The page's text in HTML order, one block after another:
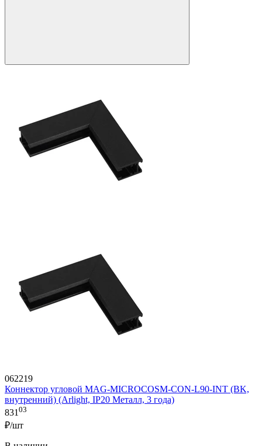
062219
Коннектор угловой MAG-MICROCOSM-CON-L90-INT (BK,
внутренний) (Arlight, IP20 Металл, 3 года)
83103
₽/шт